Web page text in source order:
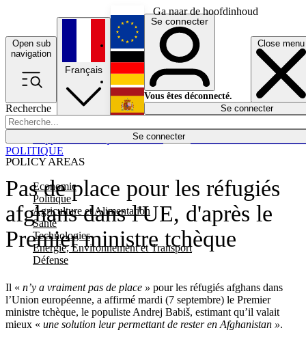
Ga naar de hoofdinhoud
Open sub
navigation
Close menu
Recherche
Se connecter
POLICY AREAS
Economie
Politique
Agriculture et Alimentation
Santé
Technologies
Energie, Environnement et Transport
Défense
Économie
Français
English
Deutsch
Español
Se connecter
Vous êtes déconnecté.
Se connecter
Pas de place pour les réfugiés
afghans dans l'UE, d'après le
Premier ministre tchèque
Il « n’y a vraiment pas de place » pour les réfugiés afghans dans
l’Union européenne, a affirmé mardi (7 septembre) le Premier
ministre tchèque, le populiste Andrej Babiš, estimant qu’il valait
mieux « une solution leur permettant de rester en Afghanistan ».
POLITIQUE